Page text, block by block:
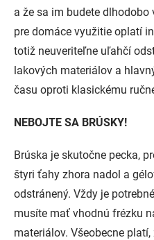
a že sa im budete
pre domáce využitie oplatí
totiž neuveriteľne uľahčí
lakových materiálov a
času oproti klasickému
NEBOJTE SA BRÚSKY!
Brúska je skutočne pecka,
štyri ťahy zhora nadol a
odstránený. Vždy je
musíte mať vhodnú frézku
materiálov. Všeobecne